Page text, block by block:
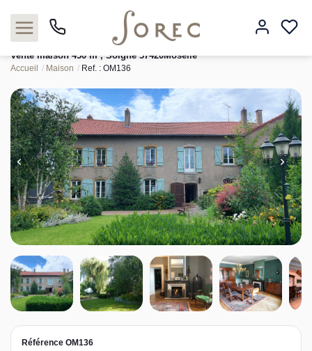
Acheter
Louer
Estimer
Neuf
Gestion
Syndic
L’équipe sorec
Vente maison 450 m², Solgne 57420Moselle
Accueil Maison Ref. : OM136
Référence OM136